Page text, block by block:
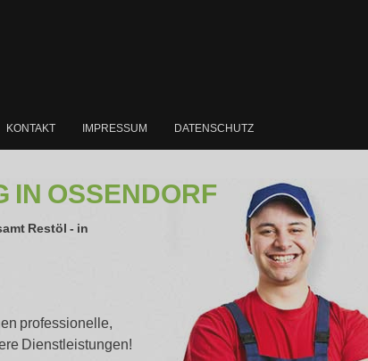
KONTAKT IMPRESSUM DATENSCHUTZ
IN OSSENDORF
Restöl - in
professionelle,
Dienstleistungen!